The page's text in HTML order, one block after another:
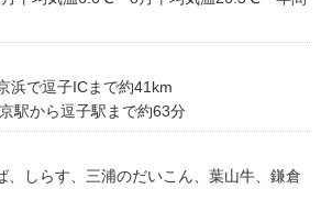
浜で逗子ICまで約41km
駅から逗子駅まで約63分
、しらす、三浦のだいこん、葉山牛、鎌倉